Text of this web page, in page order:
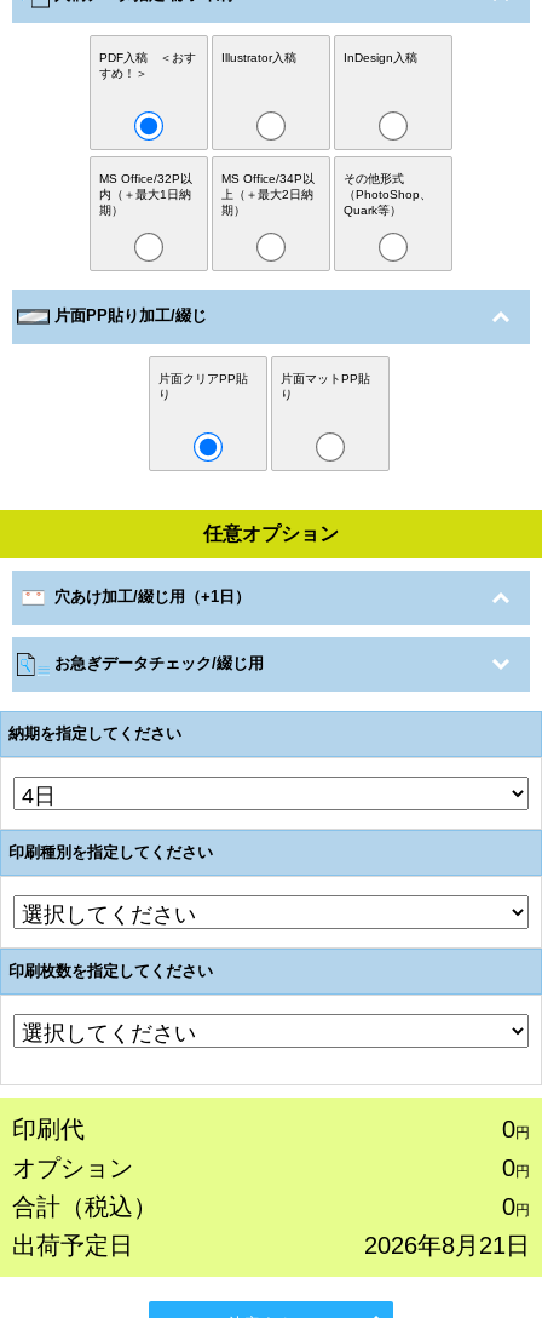
PDF入稿 ＜おす
すめ！＞
Illustrator入稿 InDesign入稿
MS Office/32P以
内（＋最大1日納
期）
MS Office/34P以
上（＋最大2日納
期）
その他形式
（PhotoShop、
Quark等）
片面PP貼り加工/綴じ
片面クリアPP貼
り
片面マットPP貼
り
任意オプション
穴あけ加工/綴じ用（+1日）
お急ぎデータチェック/綴じ用
納期を指定してください
印刷種別を指定してください
印刷枚数を指定してください
印刷代 0円
オプション 0円
合計（税込） 0円
出荷予定日 2026年8月21日